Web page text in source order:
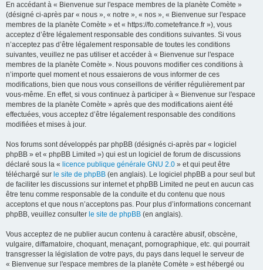
En accédant à « Bienvenue sur l'espace membres de la planète Comète »
(désigné ci-après par « nous », « notre », « nos », « Bienvenue sur l'espace
membres de la planète Comète » et « https://fo.cometefrance.fr »), vous
acceptez d’être légalement responsable des conditions suivantes. Si vous
n’acceptez pas d’être légalement responsable de toutes les conditions
suivantes, veuillez ne pas utiliser et accéder à « Bienvenue sur l'espace
membres de la planète Comète ». Nous pouvons modifier ces conditions à
n’importe quel moment et nous essaierons de vous informer de ces
modifications, bien que nous vous conseillons de vérifier régulièrement par
vous-même. En effet, si vous continuez à participer à « Bienvenue sur l'espace
membres de la planète Comète » après que des modifications aient été
effectuées, vous acceptez d’être légalement responsable des conditions
modifiées et mises à jour.
Nos forums sont développés par phpBB (désignés ci-après par « logiciel
phpBB » et « phpBB Limited ») qui est un logiciel de forum de discussions
déclaré sous la « licence publique générale GNU 2.0 » et qui peut être
téléchargé sur le site de phpBB (en anglais). Le logiciel phpBB a pour seul but
de faciliter les discussions sur internet et phpBB Limited ne peut en aucun cas
être tenu comme responsable de la conduite et du contenu que nous
acceptons et que nous n’acceptons pas. Pour plus d’informations concernant
phpBB, veuillez consulter le site de phpBB (en anglais).
Vous acceptez de ne publier aucun contenu à caractère abusif, obscène,
vulgaire, diffamatoire, choquant, menaçant, pornographique, etc. qui pourrait
transgresser la législation de votre pays, du pays dans lequel le serveur de
« Bienvenue sur l'espace membres de la planète Comète » est hébergé ou